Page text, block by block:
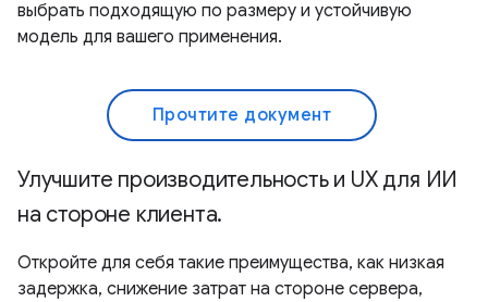
выбрать подходящую по размеру и устойчивую
модель для вашего применения.
Прочтите документ
Улучшите производительность и UX для ИИ
на стороне клиента.
Откройте для себя такие преимущества, как низкая
задержка, снижение затрат на стороне сервера,